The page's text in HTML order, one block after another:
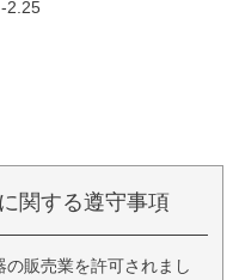
2.25
関する遵守事項
販売業を許可されまし